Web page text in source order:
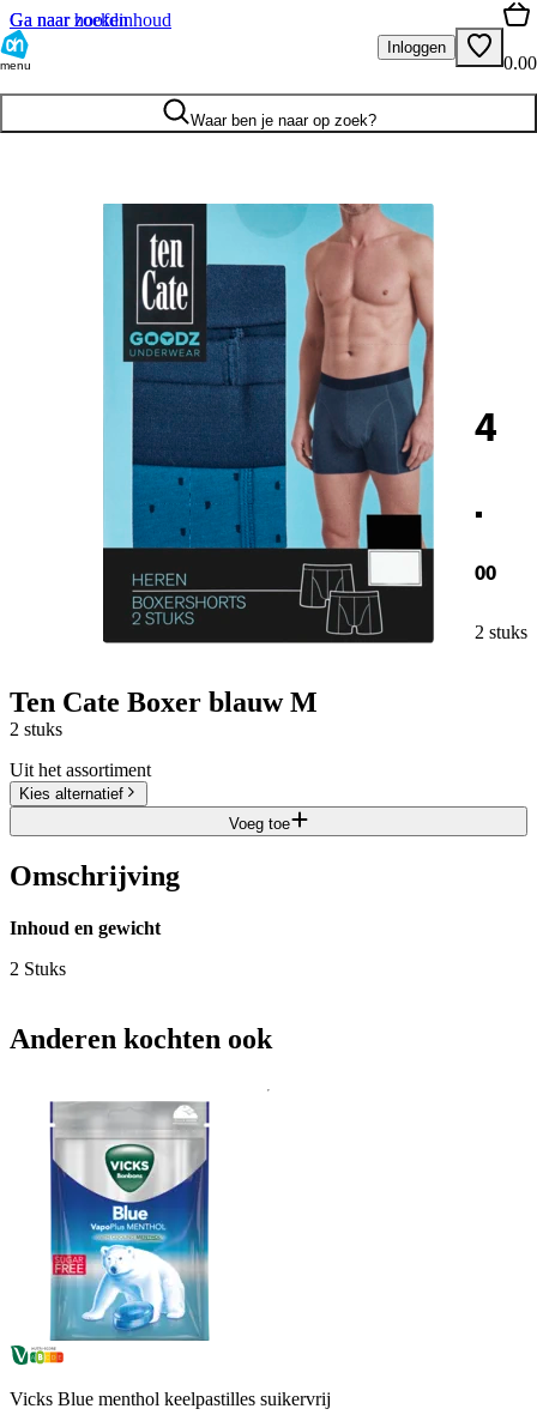
Ga naar hoofdinhoud
Ga naar zoeken
menu
Inloggen
0.00
Waar ben je naar op zoek?
4
.
00
2 stuks
Ten Cate Boxer blauw M
2 stuks
Uit het assortiment
Kies alternatief
Voeg toe
Omschrijving
Inhoud en gewicht
2 Stuks
Anderen kochten ook
Vicks Blue menthol keelpastilles suikervrij